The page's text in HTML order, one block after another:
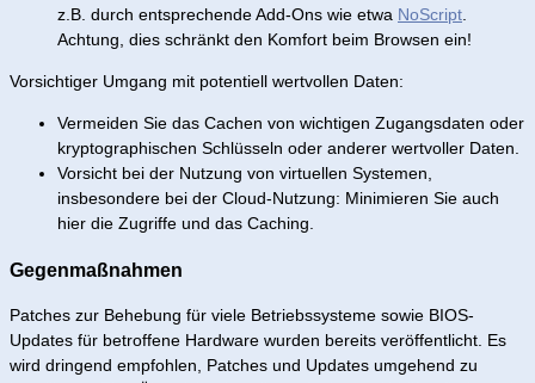
z.B. durch entsprechende Add-Ons wie etwa NoScript
Achtung, dies schränkt den Komfort beim Browsen ein!
Vorsichtiger Umgang mit potentiell wertvollen Daten:
Vermeiden Sie das Cachen von wichtigen Zugangsdaten oder
kryptographischen Schlüsseln oder anderer wertvoller Daten.
Vorsicht bei der Nutzung von virtuellen Systemen,
insbesondere bei der Cloud-Nutzung: Minimieren Sie auch
hier die Zugriffe und das Caching.
Gegenmaßnahmen
Patches zur Behebung für viele Betriebssysteme sowie BIOS-
Updates für betroffene Hardware wurden bereits veröffentlicht. Es
wird dringend empfohlen, Patches und Updates umgehend zu